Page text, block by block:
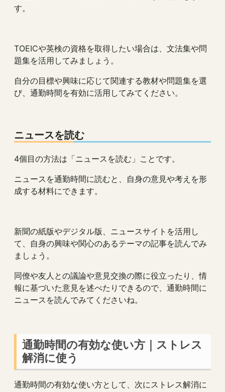
す。
TOEICや英検の資格を取得したい場合は、文法集や問
題集を活用してみましょう。
自分の目標や興味に応じて関連する教材や問題集を選
び、通勤時間を有効に活用してみてください。
ニュースを読む
4個目の方法は「ニュースを読む」ことです。
ニュースを通勤時間に読むと、自身の意見や考えを形
成する材料にできます。
新聞の紙版やデジタル版、ニュースサイトを活用し
て、自身の興味や関心のあるテーマの記事を読んでみ
ましょう。
同僚や友人との議論や意見交換の際に役立ったり、情
報に基づいた意見を述べたりできるので、通勤時間に
ニュースを読んでみてくださいね。
通勤時間の有効な使い方｜ストレス
解消に使う
通勤時間の有効な使い方として、次にストレス解消に